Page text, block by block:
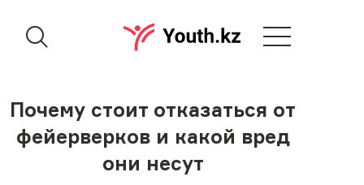
Почему стоит отказаться от
фейерверков и какой вред
они несут